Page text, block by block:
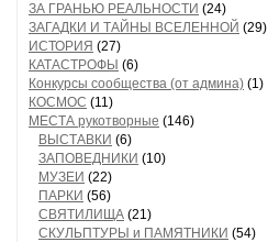
ЗА ГРАНЬЮ РЕАЛЬНОСТИ (24)
ЗАГАДКИ И ТАЙНЫ ВСЕЛЕННОЙ (29)
ИСТОРИЯ (27)
КАТАСТРОФЫ (6)
Конкурсы сообщества (от админа) (1)
КОСМОС (11)
МЕСТА рукотворные (146)
ВЫСТАВКИ (6)
ЗАПОВЕДНИКИ (10)
МУЗЕИ (22)
ПАРКИ (56)
СВЯТИЛИЩА (21)
СКУЛЬПТУРЫ и ПАМЯТНИКИ (54)